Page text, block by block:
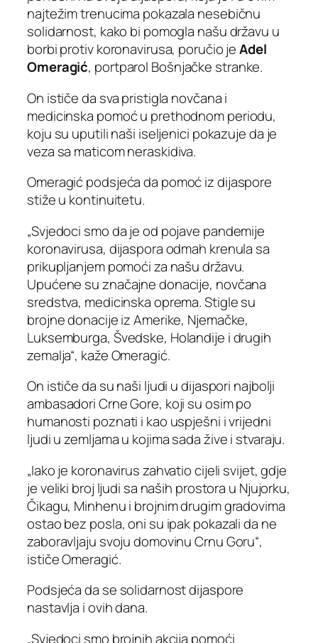
najtežim trenucima pokazala nesebičnu
solidarnost, kako bi pomogla našu državu u
borbi protiv koronavirusa, poručio jeAdel
Omeragić, portparol Bošnjačke stranke.
On ističe da sva pristigla novčana i
medicinska pomoć u prethodnom periodu,
koju su uputili naši iseljenici pokazuje da je
veza sa maticom neraskidiva.
Omeragić podsjeća da pomoć iz dijaspore
stiže u kontinuitetu.
„Svjedoci smo da je od pojave pandemije
koronavirusa, dijaspora odmah krenula sa
prikupljanjem pomoći za našu državu.
Upućene su značajne donacije, novčana
sredstva, medicinska oprema. Stigle su
brojne donacije iz Amerike, Njemačke,
Luksemburga, Švedske, Holandije i drugih
zemalja“, kaže Omeragić.
On ističe da su naši ljudi u dijaspori najbolji
ambasadori Crne Gore, koji su osim po
humanosti poznati i kao uspješni i vrijedni
ljudi u zemljama u kojima sada žive i stvaraju.
„Iako je koronavirus zahvatio cijeli svijet, gdje
je veliki broj ljudi sa naših prostora u Njujorku,
Čikagu, Minhenu i brojnim drugim gradovima
ostao bez posla, oni su ipak pokazali da ne
zaboravljaju svoju domovinu Crnu Goru“,
ističe Omeragić.
Podsjeća da se solidarnost dijaspore
nastavlja i ovih dana.
„Svjedoci smo brojnih akcija pomoći